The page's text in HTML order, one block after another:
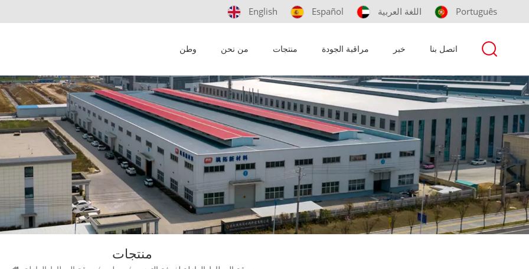
English Español اللغة العربية Português
وطن من نحن منتجات مراقبة الجودة خبر اتصل بنا
منتجات